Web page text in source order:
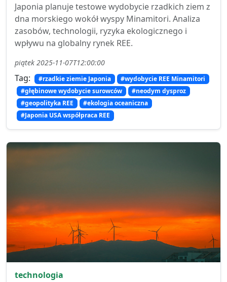
Japonia planuje testowe wydobycie rzadkich ziem z
dna morskiego wokół wyspy Minamitori. Analiza
zasobów, technologii, ryzyka ekologicznego i
wpływu na globalny rynek REE.
piątek 2025-11-07T12:00:00
Tag: #rzadkie ziemie Japonia
#wydobycie REE Minamitori
#głębinowe wydobycie surowców
#neodym dysproz
#geopolityka REE
#ekologia oceaniczna
#Japonia USA współpraca REE
technologia